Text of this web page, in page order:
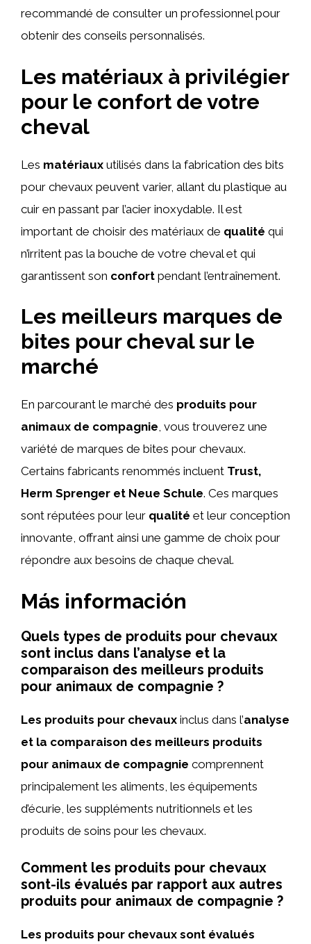
recommandé de consulter un professionnel pour
obtenir des conseils personnalisés.
Les matériaux à privilégier
pour le confort de votre
cheval
Les matériaux utilisés dans la fabrication des bits
pour chevaux peuvent varier, allant du plastique au
cuir en passant par l’acier inoxydable. Il est
important de choisir des matériaux de qualité qui
n’irritent pas la bouche de votre cheval et qui
garantissent son confort pendant l’entraînement.
Les meilleurs marques de
bites pour cheval sur le
marché
En parcourant le marché des produits pour
animaux de compagnie, vous trouverez une
variété de marques de bites pour chevaux.
Certains fabricants renommés incluent Trust,
Herm Sprenger et Neue Schule. Ces marques
sont réputées pour leur qualité et leur conception
innovante, offrant ainsi une gamme de choix pour
répondre aux besoins de chaque cheval.
Más información
Quels types de produits pour chevaux
sont inclus dans l’analyse et la
comparaison des meilleurs produits
pour animaux de compagnie ?
Les produits pour chevaux inclus dans l’analyse
et la comparaison des meilleurs produits
pour animaux de compagnie comprennent
principalement les aliments, les équipements
d’écurie, les suppléments nutritionnels et les
produits de soins pour les chevaux.
Comment les produits pour chevaux
sont-ils évalués par rapport aux autres
produits pour animaux de compagnie ?
Les produits pour chevaux sont évalués